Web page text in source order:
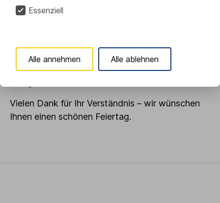
und wir tanken nochmal Kraft vor dem Umzug.
Verfügung!
Ab dem nächsten Werktag sind wir wieder zu
Vielen Dank für Ihr Verständnis – wir wünschen
Ihnen einen schönen Feiertag.
Essenziell
Alle annehmen Alle ablehnen